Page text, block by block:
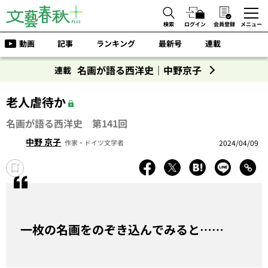
検索 ログイン 会員登録 メニュー
動画 記事 ランキング 最新号 連載
連載 名画が語る西洋史｜中野京子
老人虐待か
名画が語る西洋史 第141回
中野 京子 作家・ドイツ文学者 2024/04/09
一枚の名画をのぞき込んでみると……